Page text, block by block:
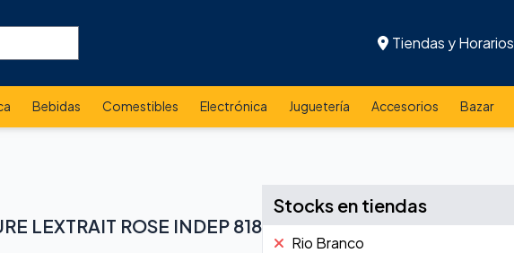
Tiendas y Horarios
Bebidas Comestibles Electrónica Juguetería Accesorios Bazar
LEXTRAIT ROSE INDEP 818
Stocks en tiendas
Rio Branco